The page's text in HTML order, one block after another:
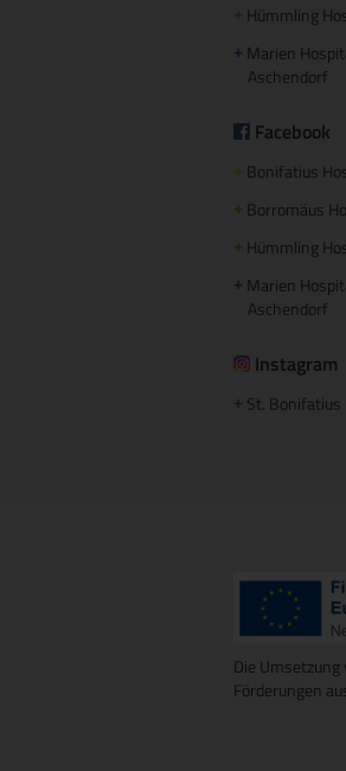
+ Hümmling
+ Marien
Aschendorf
Facebook
+ Bonifatius
+ Borromäus
+ Hümmling
+ Marien
Aschendorf
Instagram
St.
Die
Förderungen